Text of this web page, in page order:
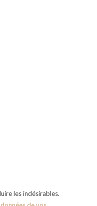
les indésirables.